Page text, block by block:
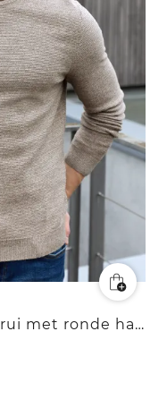
Gestructureerde trui met ronde hals